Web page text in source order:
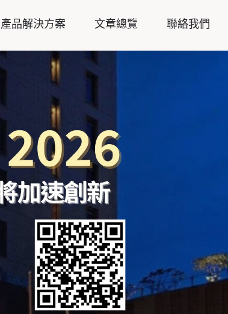
產品解決方案 文章總覽 聯絡我們